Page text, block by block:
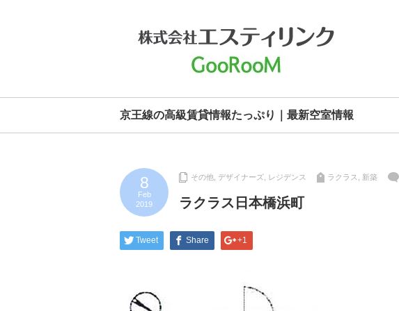
京王線の高級賃貸情報たっぷり｜最新空室情報
8
Feb
2019
その他 デザイナーズ レジデンス ラクラス 新築
ラクラス日本橋浜町
Tweet Share +1